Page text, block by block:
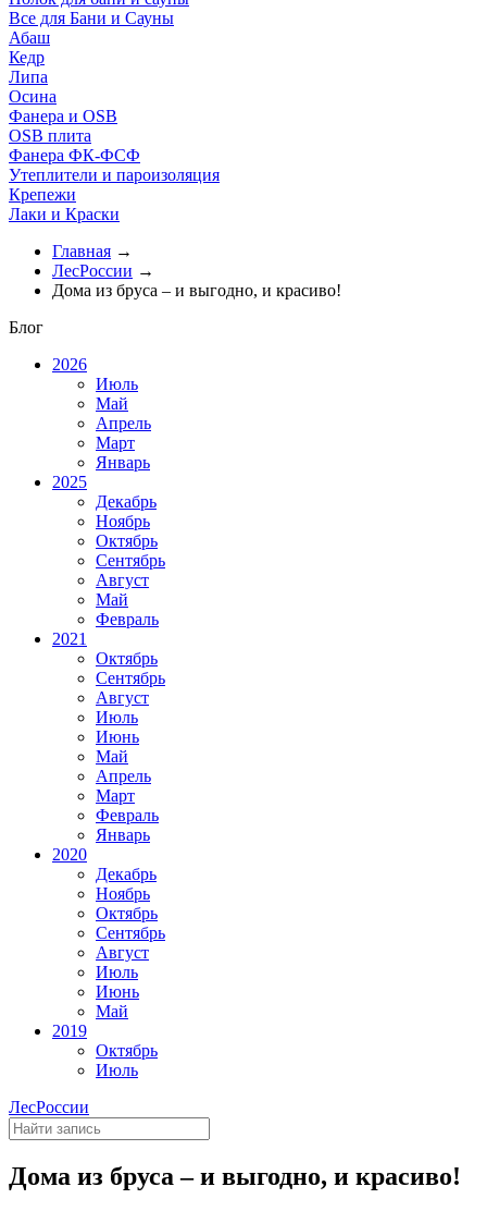
Все для Бани и Сауны
Абаш
Кедр
Липа
Осина
Фанера и OSB
OSB плита
Фанера ФК-ФСФ
Утеплители и пароизоляция
Крепежи
Лаки и Краски
Главная →
ЛесРоссии →
Дома из бруса – и выгодно, и красиво!
Блог
2026
Июль
Май
Апрель
Март
Январь
2025
Декабрь
Ноябрь
Октябрь
Сентябрь
Август
Май
Февраль
2021
Октябрь
Сентябрь
Август
Июль
Июнь
Май
Апрель
Март
Февраль
Январь
2020
Декабрь
Ноябрь
Октябрь
Сентябрь
Август
Июль
Июнь
Май
2019
Октябрь
Июль
ЛесРоссии
Дома из бруса – и выгодно, и красиво!